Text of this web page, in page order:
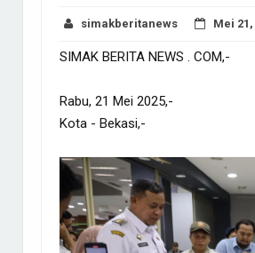
simakberitanews Mei 21,
SIMAK BERITA NEWS . COM,-
Rabu, 21 Mei 2025,-
Kota - Bekasi,-